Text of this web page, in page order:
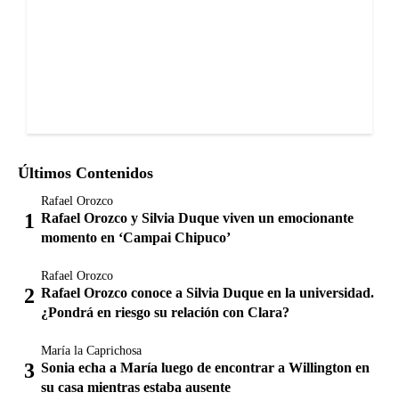
Últimos Contenidos
Rafael Orozco
Rafael Orozco y Silvia Duque viven un emocionante
momento en ‘Campai Chipuco’
Rafael Orozco
Rafael Orozco conoce a Silvia Duque en la universidad.
¿Pondrá en riesgo su relación con Clara?
María la Caprichosa
Sonia echa a María luego de encontrar a Willington en
su casa mientras estaba ausente